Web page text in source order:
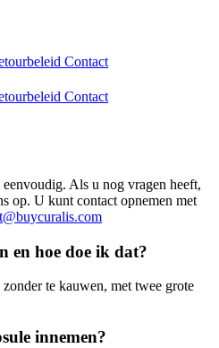
Contact
Contact
Als u nog vragen heeft,
op. U kunt contact opnemen met
en hoe doe ik dat?
te kauwen, met twee grote
innemen?